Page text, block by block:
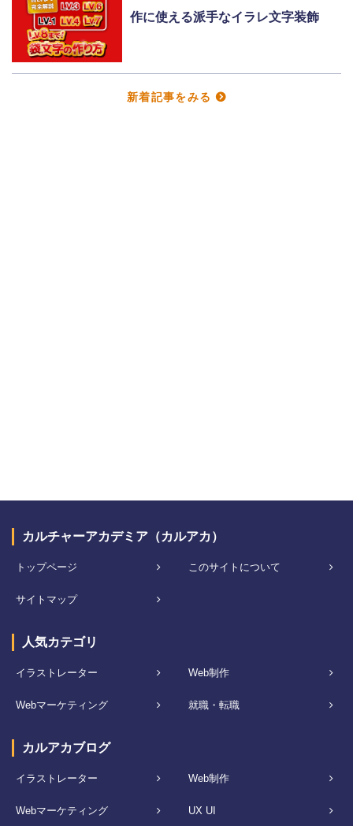
作に使える派手なイラレ文字装飾
新着記事をみる
カルチャーアカデミア（カルアカ）
トップページ このサイトについて
サイトマップ
人気カテゴリ
イラストレーター Web制作
Webマーケティング 就職・転職
カルアカブログ
イラストレーター Web制作
Webマーケティング UX UI